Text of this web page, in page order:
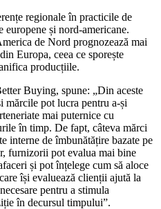
regionale în practicile de
și nord-americane.
de Nord prognozează mai
Europa, ceea ce sporește
producțiile.
Buying, spune: „Din aceste
mărcile pot lucra pentru a-și
mai puternice cu
în timp. De fapt, câteva mărci
interne de îmbunătățire bazate pe
furnizorii pot evalua mai bine
și pot înțelege cum să aloce
își evaluează clienții ajută la
pentru a stimula
în decursul timpului”.